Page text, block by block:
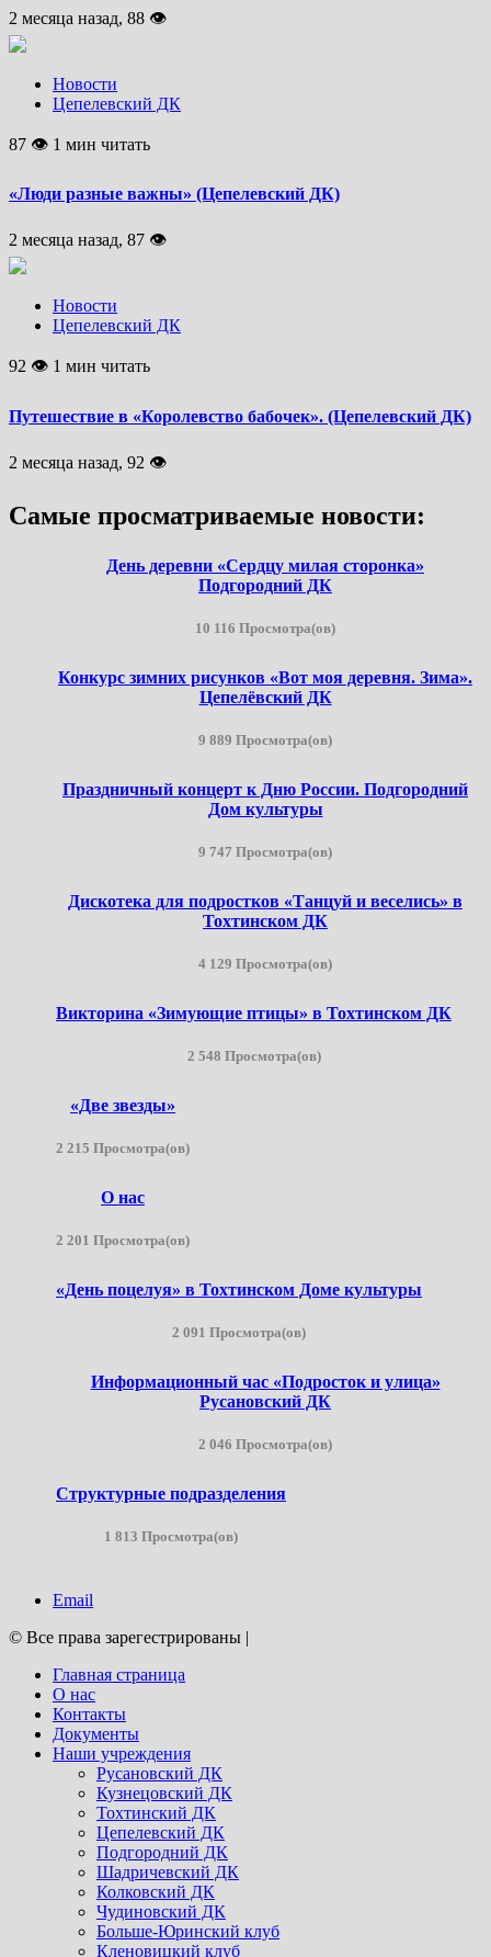
2 месяца назад, 88 👁
Новости
Цепелевский ДК
87 👁 1 мин читать
«Люди разные важны» (Цепелевский ДК)
2 месяца назад, 87 👁
Новости
Цепелевский ДК
92 👁 1 мин читать
Путешествие в «Королевство бабочек». (Цепелевский ДК)
2 месяца назад, 92 👁
Самые просматриваемые новости:
День деревни «Сердцу милая сторонка»
Подгородний ДК
10 116 Просмотра(ов)
Конкурс зимних рисунков «Вот моя деревня. Зима».
Цепелёвский ДК
9 889 Просмотра(ов)
Праздничный концерт к Дню России. Подгородний
Дом культуры
9 747 Просмотра(ов)
Дискотека для подростков «Танцуй и веселись» в
Тохтинском ДК
4 129 Просмотра(ов)
Викторина «Зимующие птицы» в Тохтинском ДК
2 548 Просмотра(ов)
«Две звезды»
2 215 Просмотра(ов)
О нас
2 201 Просмотра(ов)
«День поцелуя» в Тохтинском Доме культуры
2 091 Просмотра(ов)
Информационный час «Подросток и улица»
Русановский ДК
2 046 Просмотра(ов)
Структурные подразделения
1 813 Просмотра(ов)
Email
© Все права зарегестрированы |
Главная страница
О нас
Контакты
Документы
Наши учреждения
Русановский ДК
Кузнецовский ДК
Тохтинский ДК
Цепелевский ДК
Подгородний ДК
Шадричевский ДК
Колковский ДК
Чудиновский ДК
Больше-Юринский клуб
Кленовицкий клуб